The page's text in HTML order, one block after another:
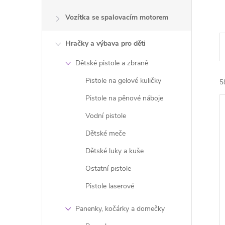
Vozítka se spalovacím motorem
Hračky a výbava pro děti
Dětské pistole a zbraně
Pistole na gelové kuličky
Pistole na pěnové náboje
Vodní pistole
Dětské meče
Dětské luky a kuše
Ostatní pistole
Pistole laserové
Panenky, kočárky a domečky
a